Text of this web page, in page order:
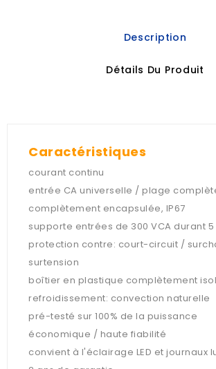
Description
Détails Du Produit
Caractéristiques
courant continu
entrée CA universelle / plage
complètement encapsulée, IP67
supporte entrées de 300 VCA durant
protection contre: court-circuit /
surtension
boîtier en plastique complètement
refroidissement: convection naturelle
pré-testé sur 100% de la puissance
économique / haute fiabilité
convient à l'éclairage LED et journaux